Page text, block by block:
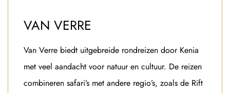
VAN VERRE
Van Verre biedt uitgebreide rondreizen door Kenia
met veel aandacht voor natuur en cultuur. De reizen
combineren safari’s met andere regio’s, zoals de Rift